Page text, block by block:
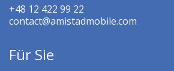
+48 12 422 99 22
contact@amistadmobile.com
Für Sie